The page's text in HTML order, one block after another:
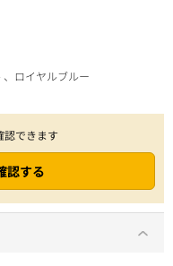
ロイヤルブルー
認できます
認する